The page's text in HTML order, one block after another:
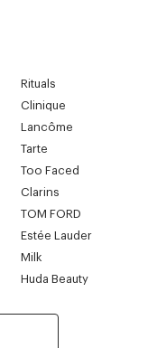
Rituals
Clinique
Lancôme
Tarte
Too Faced
Clarins
TOM FORD
Estée Lauder
Milk
Huda Beauty